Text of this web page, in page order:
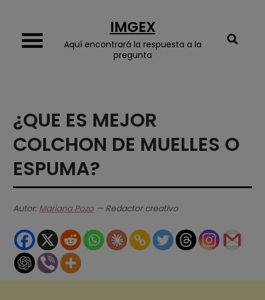
content
IMGEX
Aquí encontrará la respuesta a la
pregunta
¿QUE ES MEJOR
COLCHON DE MUELLES O
ESPUMA?
Autor: Mariana Pozo— Redactor creativo